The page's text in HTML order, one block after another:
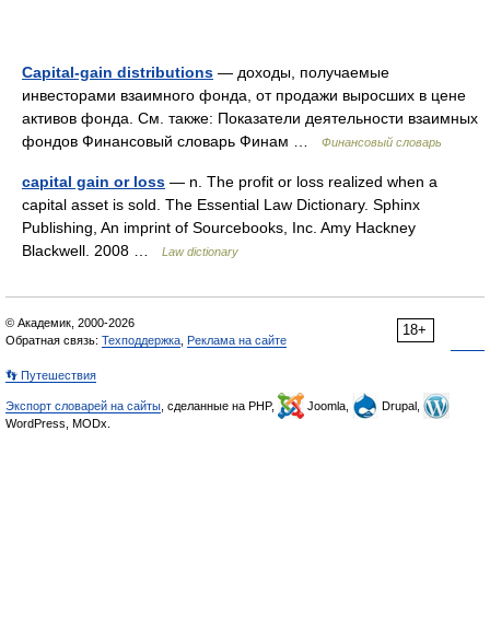
Capital-gain distributions — доходы, получаемые
инвесторами взаимного фонда, от продажи выросших в цене
активов фонда. См. также: Показатели деятельности взаимных
фондов Финансовый словарь Финам …
Финансовый словарь
capital gain or loss — n. The profit or loss realized when a
capital asset is sold. The Essential Law Dictionary. Sphinx
Publishing, An imprint of Sourcebooks, Inc. Amy Hackney
Blackwell. 2008 …
Law dictionary
18+
© Академик, 2000-2026
Обратная связь: Техподдержка Реклама на сайте
👣 Путешествия
Экспорт словарей на сайты , сделанные на PHP, Joomla,
Drupal,
WordPress, MODx.